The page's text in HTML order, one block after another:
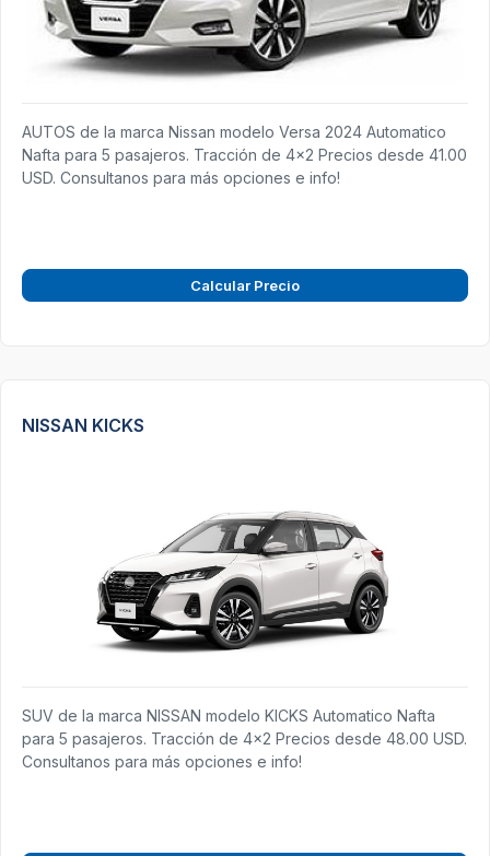
AUTOS de la marca Nissan modelo Versa 2024 Automatico
Nafta para 5 pasajeros. Tracción de 4x2 Precios desde 41.00
USD. Consultanos para más opciones e info!
Calcular Precio
NISSAN KICKS
SUV de la marca NISSAN modelo KICKS Automatico Nafta
para 5 pasajeros. Tracción de 4x2 Precios desde 48.00 USD.
Consultanos para más opciones e info!